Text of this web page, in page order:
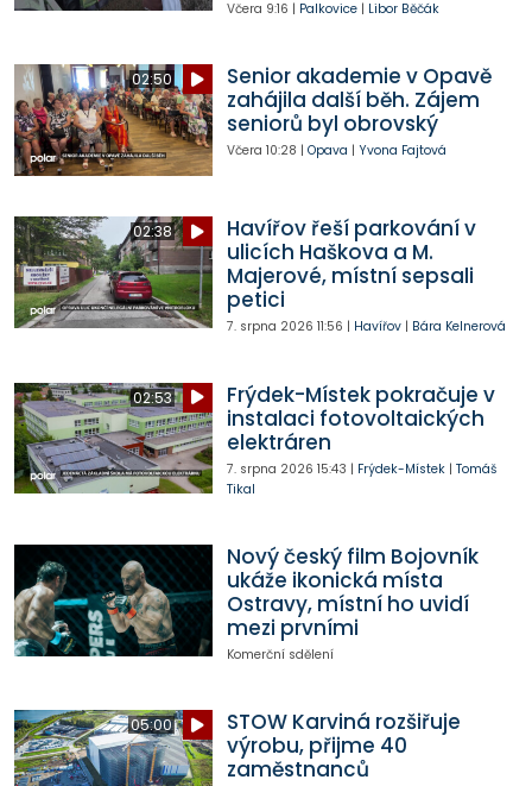
Včera 9:16 | Palkovice| Libor Běčák
02:50
Senior akademie v Opavě
zahájila další běh. Zájem
seniorů byl obrovský
Včera 10:28 | Opava | Yvona Fajtová
02:38
Havířov řeší parkování v
ulicích Haškova a M.
Majerové, místní sepsali
petici
7. srpna 2026 11:56 | Havířov| Bára Kelnerová
02:53
Frýdek-Místek pokračuje v
instalaci fotovoltaických
elektráren
7. srpna 2026 15:43 | Frýdek-Místek| Tomáš
Tikal
Nový český film Bojovník
ukáže ikonická místa
Ostravy, místní ho uvidí
mezi prvními
Komerční sdělení
05:00
STOW Karviná rozšiřuje
výrobu, přijme 40
zaměstnanců